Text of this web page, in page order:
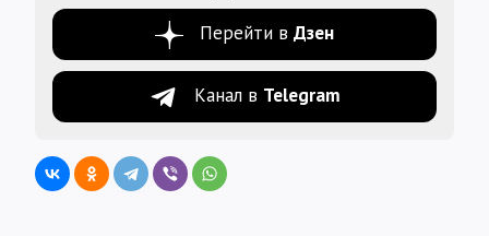
Перейти в Дзен
Канал в Telegram